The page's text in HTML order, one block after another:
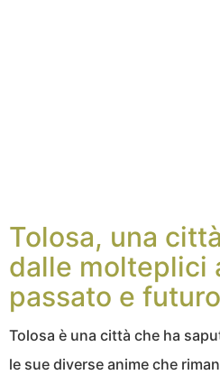
Tolosa, una
dalle molteplici
passato e futuro
Tolosa è una città che ha
le sue diverse anime che